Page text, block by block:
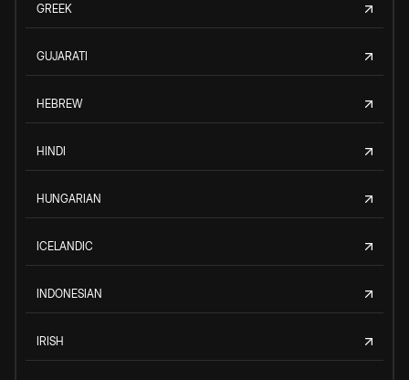
GREEK
GUJARATI
HEBREW
HINDI
HUNGARIAN
ICELANDIC
INDONESIAN
IRISH